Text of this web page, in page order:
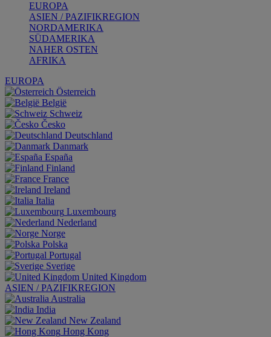
EUROPA
ASIEN / PAZIFIKREGION
NORDAMERIKA
SÜDAMERIKA
NAHER OSTEN
AFRIKA
EUROPA
Österreich
België
Schweiz
Česko
Deutschland
Danmark
España
Finland
France
Ireland
Italia
Luxembourg
Nederland
Norge
Polska
Portugal
Sverige
United Kingdom
ASIEN / PAZIFIKREGION
Australia
India
New Zealand
Hong Kong